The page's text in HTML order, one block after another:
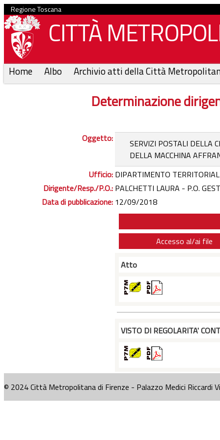
Regione Toscana
CITTÀ
Home Albo Archivio atti della Città
Determinazione
Oggetto:
SERVIZI POSTALI DELLA
DELLA MACCHINA
Ufficio: DIPARTIMENTO
Dirigente/Resp./P.O.: PALCHETTI LAURA - P.O.
Data di pubblicazione: 12/09/2018
Accesso al/ai file
Atto
VISTO DI REGOLARITA'
© 2024 Città Metropolitana di Firenze - Palazzo Medici Riccardi